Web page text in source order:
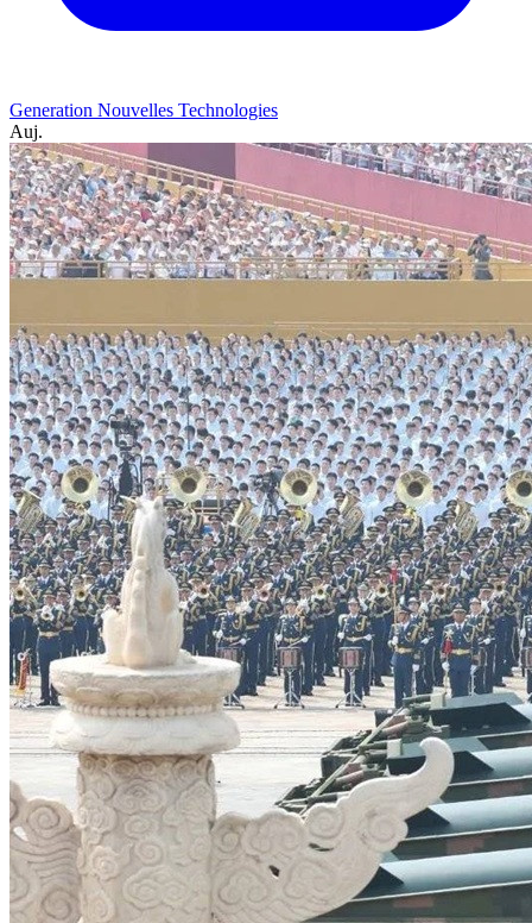
Generation Nouvelles Technologies
Auj.